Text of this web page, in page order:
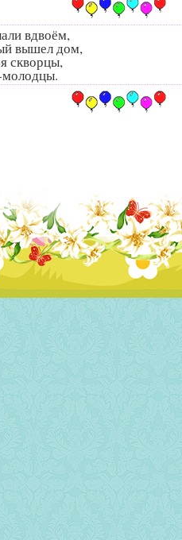
вдвоём,
вышел дом,
скворцы,
молодцы.